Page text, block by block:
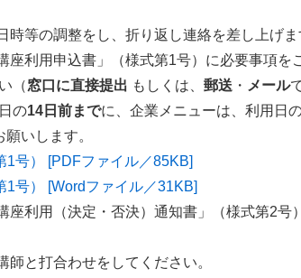
等の調整をし、折り返し連絡を差し上げま
利用申込書」（様式第1号）に必要事項を
（窓口に直接提出 もしくは、 郵送 ・ メール
の14日前までに、企業メニューは、利用日
いします。
1号） [PDFファイル／85KB]
1号） [Wordファイル／31KB]
利用（決定・否決）通知書」（様式第2号
と打合わせをしてください。